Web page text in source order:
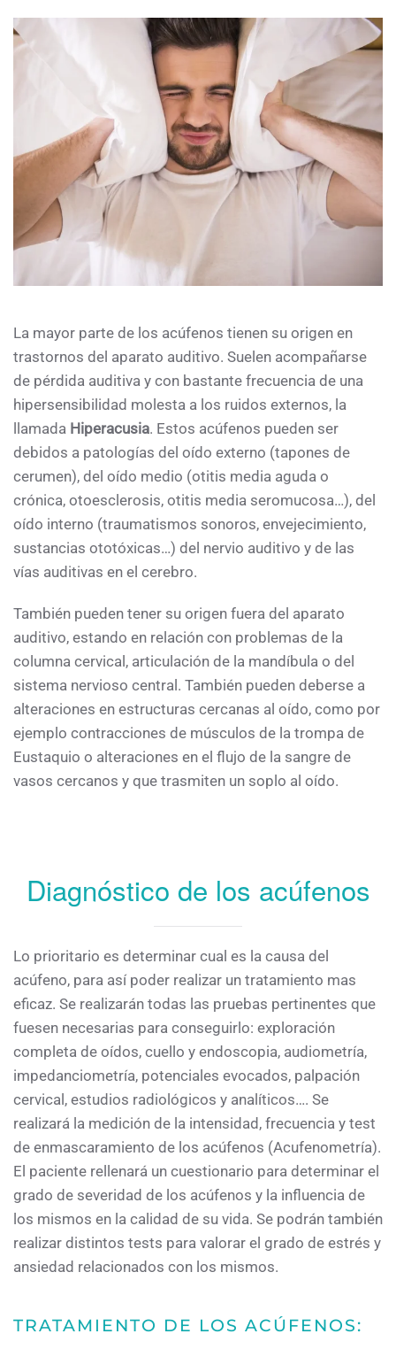
La mayor parte de los acúfenos tienen su origen en
trastornos del aparato auditivo. Suelen acompañarse
de pérdida auditiva y con bastante frecuencia de una
hipersensibilidad molesta a los ruidos externos, la
llamada Hiperacusia. Estos acúfenos pueden ser
debidos a patologías del oído externo (tapones de
cerumen), del oído medio (otitis media aguda o
crónica, otoesclerosis, otitis media seromucosa…), del
oído interno (traumatismos sonoros, envejecimiento,
sustancias ototóxicas…) del nervio auditivo y de las
vías auditivas en el cerebro.
También pueden tener su origen fuera del aparato
auditivo, estando en relación con problemas de la
columna cervical, articulación de la mandíbula o del
sistema nervioso central. También pueden deberse a
alteraciones en estructuras cercanas al oído, como por
ejemplo contracciones de músculos de la trompa de
Eustaquio o alteraciones en el flujo de la sangre de
vasos cercanos y que trasmiten un soplo al oído.
Diagnóstico de los acúfenos
Lo prioritario es determinar cual es la causa del
acúfeno, para así poder realizar un tratamiento mas
eficaz. Se realizarán todas las pruebas pertinentes que
fuesen necesarias para conseguirlo: exploración
completa de oídos, cuello y endoscopia, audiometría,
impedanciometría, potenciales evocados, palpación
cervical, estudios radiológicos y analíticos…. Se
realizará la medición de la intensidad, frecuencia y test
de enmascaramiento de los acúfenos (Acufenometría).
El paciente rellenará un cuestionario para determinar el
grado de severidad de los acúfenos y la influencia de
los mismos en la calidad de su vida. Se podrán también
realizar distintos tests para valorar el grado de estrés y
ansiedad relacionados con los mismos.
TRATAMIENTO DE LOS ACÚFENOS: